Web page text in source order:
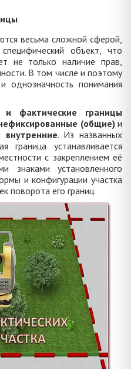
весьма сложной сферой,
объект, что
не только наличие прав,
В том числе и поэтому
однозначность понимания
и фактические границы
(общие) и
внутренние. Из названных
граница устанавливается
с закреплением её
знаками установленного
и конфигурации участка
поворота его границ.